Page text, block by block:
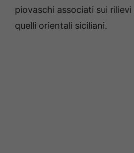
piovaschi associati sui rilievi
quelli orientali siciliani.